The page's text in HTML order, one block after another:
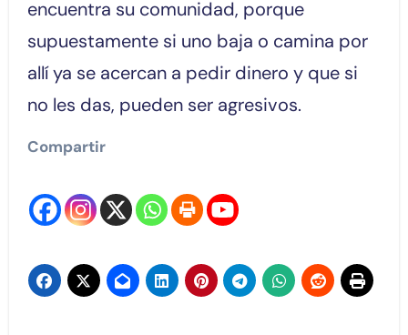
encuentra su comunidad, porque
supuestamente si uno baja o camina por
allí ya se acercan a pedir dinero y que si
no les das, pueden ser agresivos.
Compartir